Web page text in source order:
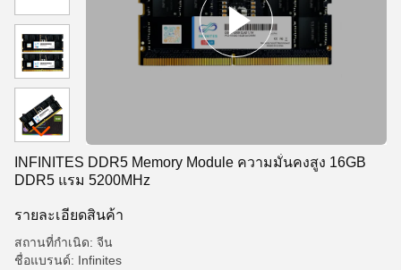
INFINITES DDR5 Memory Module ความมั่นคงสูง 16GB
DDR5 แรม 5200MHz
รายละเอียดสินค้า
สถานที่กำเนิด: จีน
ชื่อแบรนด์: Infinites